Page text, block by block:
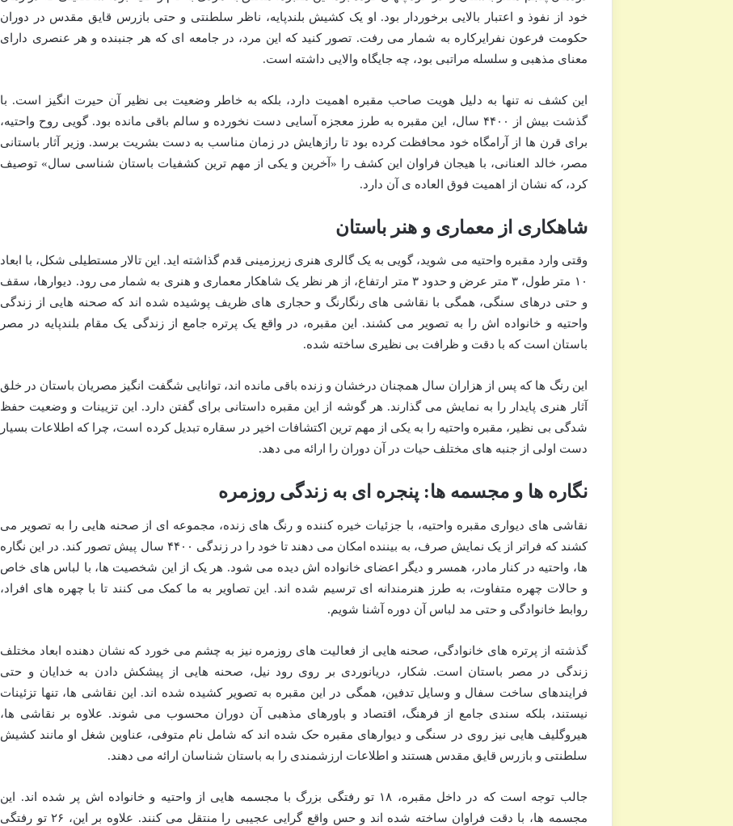
خود از نفوذ و اعتبار بالایی برخوردار بود. او یک کشیش بلندپایه، ناظر سلطنتی و حتی بازرس قایق مقدس در دوران
حکومت فرعون نفرایرکاره به شمار می رفت. تصور کنید که این مرد، در جامعه ای که هر جنبنده و هر عنصری دارای
معنای مذهبی و سلسله مراتبی بود، چه جایگاه والایی داشته است.
این کشف نه تنها به دلیل هویت صاحب مقبره اهمیت دارد، بلکه به خاطر وضعیت بی نظیر آن حیرت انگیز است. با
گذشت بیش از ۴۴۰۰ سال، این مقبره به طرز معجزه آسایی دست نخورده و سالم باقی مانده بود. گویی روح واحتیه،
برای قرن ها از آرامگاه خود محافظت کرده بود تا رازهایش در زمان مناسب به دست بشریت برسد. وزیر آثار باستانی
مصر، خالد العنانی، با هیجان فراوان این کشف را «آخرین و یکی از مهم ترین کشفیات باستان شناسی سال» توصیف
کرد، که نشان از اهمیت فوق العاده ی آن دارد.
شاهکاری از معماری و هنر باستان
وقتی وارد مقبره واحتیه می شوید، گویی به یک گالری هنری زیرزمینی قدم گذاشته اید. این تالار مستطیلی شکل، با ابعاد
۱۰ متر طول، ۳ متر عرض و حدود ۳ متر ارتفاع، از هر نظر یک شاهکار معماری و هنری به شمار می رود. دیوارها، سقف
و حتی درهای سنگی، همگی با نقاشی های رنگارنگ و حجاری های ظریف پوشیده شده اند که صحنه هایی از زندگی
واحتیه و خانواده اش را به تصویر می کشند. این مقبره، در واقع یک پرتره جامع از زندگی یک مقام بلندپایه در مصر
باستان است که با دقت و ظرافت بی نظیری ساخته شده.
این رنگ ها که پس از هزاران سال همچنان درخشان و زنده باقی مانده اند، توانایی شگفت انگیز مصریان باستان در خلق
آثار هنری پایدار را به نمایش می گذارند. هر گوشه از این مقبره داستانی برای گفتن دارد. این تزیینات و وضعیت حفظ
شدگی بی نظیر، مقبره واحتیه را به یکی از مهم ترین اکتشافات اخیر در سقاره تبدیل کرده است، چرا که اطلاعات بسیار
دست اولی از جنبه های مختلف حیات در آن دوران را ارائه می دهد.
نگاره ها و مجسمه ها: پنجره ای به زندگی روزمره
نقاشی های دیواری مقبره واحتیه، با جزئیات خیره کننده و رنگ های زنده، مجموعه ای از صحنه هایی را به تصویر می
کشند که فراتر از یک نمایش صرف، به بیننده امکان می دهند تا خود را در زندگی ۴۴۰۰ سال پیش تصور کند. در این نگاره
ها، واحتیه در کنار مادر، همسر و دیگر اعضای خانواده اش دیده می شود. هر یک از این شخصیت ها، با لباس های خاص
و حالات چهره متفاوت، به طرز هنرمندانه ای ترسیم شده اند. این تصاویر به ما کمک می کنند تا با چهره های افراد،
روابط خانوادگی و حتی مد لباس آن دوره آشنا شویم.
گذشته از پرتره های خانوادگی، صحنه هایی از فعالیت های روزمره نیز به چشم می خورد که نشان دهنده ابعاد مختلف
زندگی در مصر باستان است. شکار، دریانوردی بر روی رود نیل، صحنه هایی از پیشکش دادن به خدایان و حتی
فرایندهای ساخت سفال و وسایل تدفین، همگی در این مقبره به تصویر کشیده شده اند. این نقاشی ها، تنها تزئینات
نیستند، بلکه سندی جامع از فرهنگ، اقتصاد و باورهای مذهبی آن دوران محسوب می شوند. علاوه بر نقاشی ها،
هیروگلیف هایی نیز روی در سنگی و دیوارهای مقبره حک شده اند که شامل نام متوفی، عناوین شغل او مانند کشیش
سلطنتی و بازرس قایق مقدس هستند و اطلاعات ارزشمندی را به باستان شناسان ارائه می دهند.
جالب توجه است که در داخل مقبره، ۱۸ تو رفتگی بزرگ با مجسمه هایی از واحتیه و خانواده اش پر شده اند. این
مجسمه ها، با دقت فراوان ساخته شده اند و حس واقع گرایی عجیبی را منتقل می کنند. علاوه بر این، ۲۶ تو رفتگی